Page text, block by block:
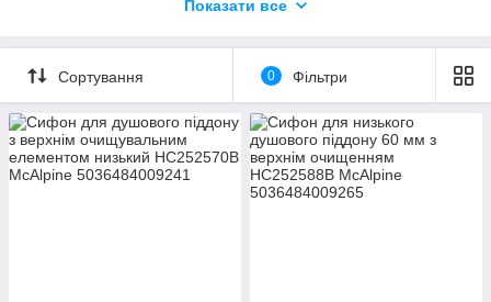
Показати все
Сортування 0 Фільтри